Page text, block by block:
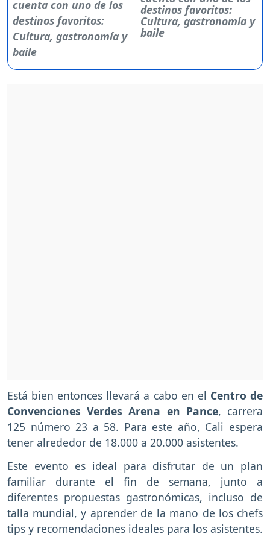
destinos favoritos:
Cultura, gastronomía y
baile
Está bien entonces llevará a cabo en el Centro de
Convenciones Verdes Arena en Pance, carrera
125 número 23 a 58. Para este año, Cali espera
tener alrededor de 18.000 a 20.000 asistentes.
Este evento es ideal para disfrutar de un plan
familiar durante el fin de semana, junto a
diferentes propuestas gastronómicas, incluso de
talla mundial, y aprender de la mano de los chefs
tips y recomendaciones ideales para los asistentes.